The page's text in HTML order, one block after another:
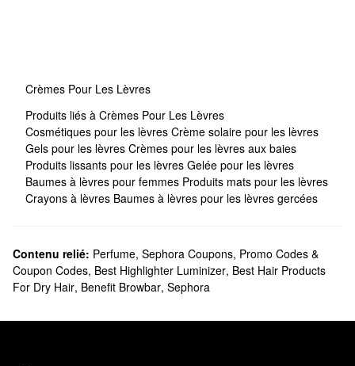
Crèmes Pour Les Lèvres
Produits liés à Crèmes Pour Les Lèvres
Cosmétiques pour les lèvres Crème solaire pour les lèvres
Gels pour les lèvres Crèmes pour les lèvres aux baies
Produits lissants pour les lèvres Gelée pour les lèvres
Baumes à lèvres pour femmes Produits mats pour les lèvres
Crayons à lèvres Baumes à lèvres pour les lèvres gercées
Contenu relié: Perfume, Sephora Coupons, Promo Codes &
Coupon Codes, Best Highlighter Luminizer, Best Hair Products
For Dry Hair, Benefit Browbar, Sephora